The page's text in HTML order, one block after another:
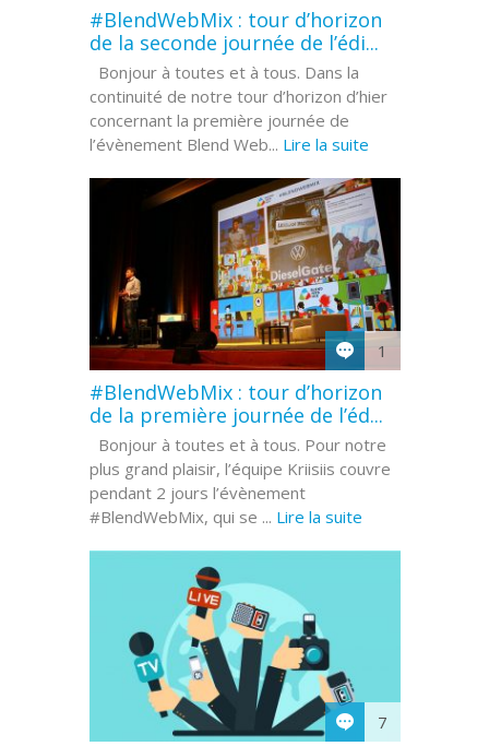
#BlendWebMix : tour d’horizon
de la seconde journée de l’édi...
Bonjour à toutes et à tous. Dans la
continuité de notre tour d’horizon d’hier
concernant la première journée de
l’évènement Blend Web... Lire la suite
1
#BlendWebMix : tour d’horizon
de la première journée de l’éd...
Bonjour à toutes et à tous. Pour notre
plus grand plaisir, l’équipe Kriisiis couvre
pendant 2 jours l’évènement
#BlendWebMix, qui se ... Lire la suite
7